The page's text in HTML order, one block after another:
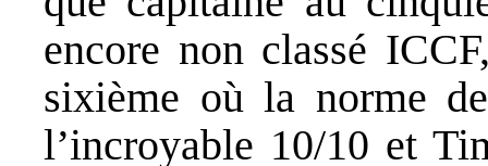
encore non classé
sixième où la norme
l’incroyable 10/10 et